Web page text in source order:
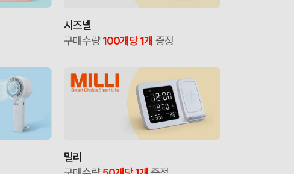
시즈넬
구매수량100개당 1개 증정
밀리